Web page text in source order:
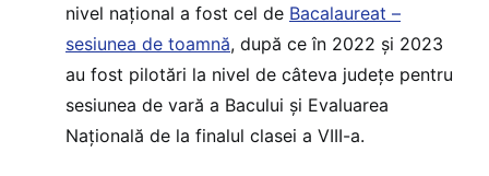
nivel național a fost cel de Bacalaureat –
sesiunea de toamnă, după ce în 2022 și 2023
au fost pilotări la nivel de câteva județe pentru
sesiunea de vară a Bacului și Evaluarea
Națională de la finalul clasei a VIII-a.